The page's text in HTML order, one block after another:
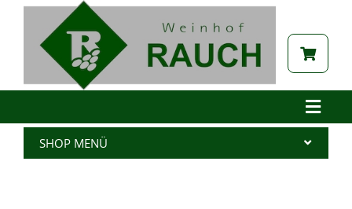
Zum
springen
Toggle
SHOP MENÜ